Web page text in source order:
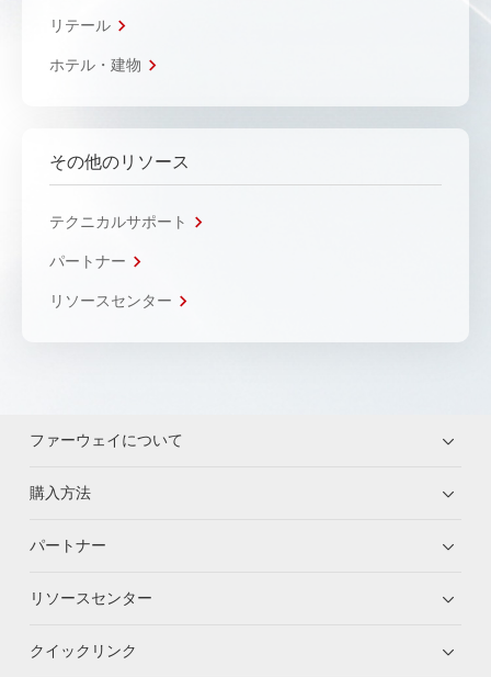
リテール
ホテル・建物
その他のリソース
テクニカルサポート
パートナー
リソースセンター
ファーウェイについて
購入方法
パートナー
リソースセンター
クイックリンク